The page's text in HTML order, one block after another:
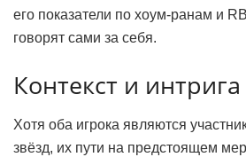
его показатели по хоум-ранам и
говорят сами за себя.
Контекст и интрига
Хотя оба игрока являются
звёзд, их пути на предстоящем